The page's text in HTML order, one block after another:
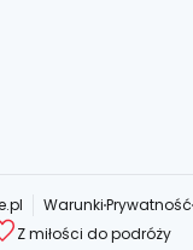
WarunkiPrywatność
Z miłości do podróży